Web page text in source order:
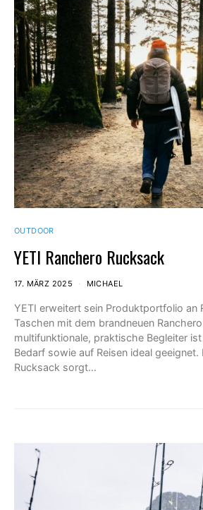
OUTDOOR
YETI Ranchero Rucksack
17. MÄRZ 2025 MICHAEL
YETI erweitert sein Produktportfolio an
Taschen mit dem brandneuen
multifunktionale, praktische Begleiter
Bedarf sowie auf Reisen ideal geeignet.
Rucksack sorgt…